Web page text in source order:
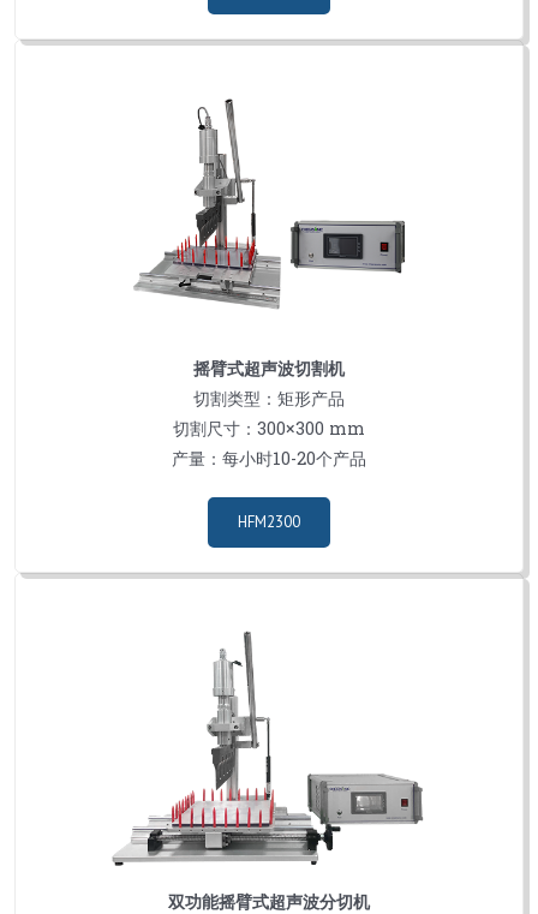
摇臂式超声波切割机
切割类型：矩形产品
切割尺寸：300×300 mm
产量：每小时10-20个产品
HFM2300
双功能摇臂式超声波分切机